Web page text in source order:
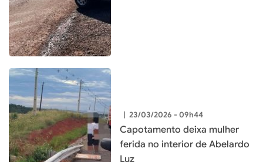
| 23/03/2026 - 09h44
Capotamento deixa mulher
ferida no interior de Abelardo
Luz